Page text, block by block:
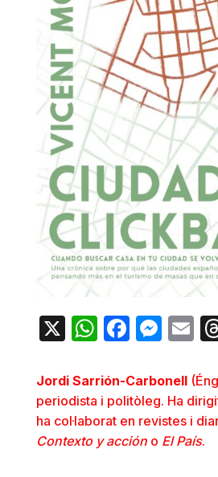
X WhatsApp
Jordi Sarrión-Carbonell
periodista i politòleg. Ha
ha col·laborat en revistes i
Contexto y accióno El País.